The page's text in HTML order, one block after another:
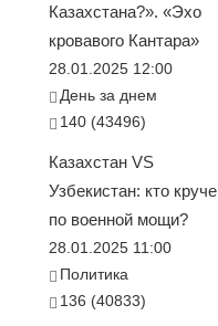
Казахстана?». «Эхо
кровавого Кантара»
28.01.2025 12:00
День за днем
140 (43496)
Казахстан VS
Узбекистан: кто круче
по военной мощи?
28.01.2025 11:00
Политика
136 (40833)